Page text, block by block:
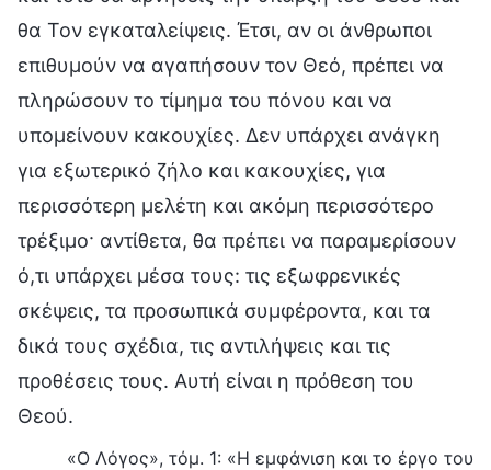
θα Τον εγκαταλείψεις. Έτσι, αν οι άνθρωποι
επιθυμούν να αγαπήσουν τον Θεό, πρέπει να
πληρώσουν το τίμημα του πόνου και να
υπομείνουν κακουχίες. Δεν υπάρχει ανάγκη
για εξωτερικό ζήλο και κακουχίες, για
περισσότερη μελέτη και ακόμη περισσότερο
τρέξιμο· αντίθετα, θα πρέπει να παραμερίσουν
ό,τι υπάρχει μέσα τους: τις εξωφρενικές
σκέψεις, τα προσωπικά συμφέροντα, και τα
δικά τους σχέδια, τις αντιλήψεις και τις
προθέσεις τους. Αυτή είναι η πρόθεση του
Θεού.
«Ο Λόγος», τόμ. 1: «Η εμφάνιση και το έργο του